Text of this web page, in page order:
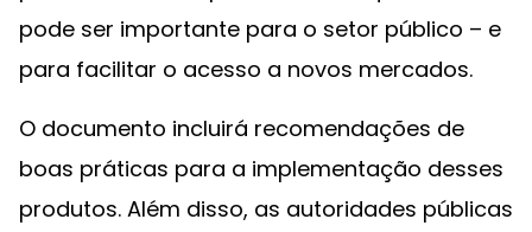
pode ser importante para o setor público – e
para facilitar o acesso a novos mercados.
O documento incluirá recomendações de
boas práticas para a implementação desses
produtos. Além disso, as autoridades públicas